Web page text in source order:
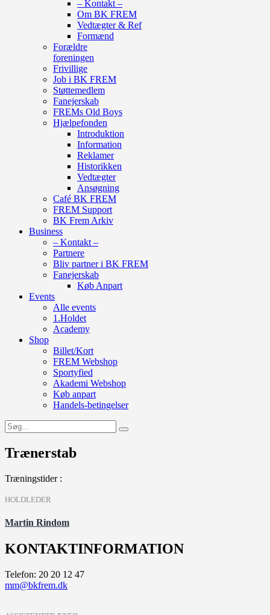
– Kontakt –
Om BK FREM
Vedtægter & Ref
Formænd
Forældre
foreningen
Frivillige
Job i BK FREM
Støttemedlem
Fanejerskab
FREMs Old Boys
Hjælpefonden
Introduktion
Information
Reklamer
Historikken
Vedtægter
Ansøgning
Café BK FREM
FREM Support
BK Frem Arkiv
Business
– Kontakt –
Partnere
Bliv partner i BK FREM
Fanejerskab
Køb Anpart
Events
Alle events
1.Holdet
Academy
Shop
Billet/Kort
FREM Webshop
Sportyfied
Akademi Webshop
Køb anpart
Handels-betingelser
Trænerstab
Træningstider :
HOLDLEDER
Martin Rindom
KONTAKTINFORMATION
Telefon: 20 20 12 47
mm@bkfrem.dk